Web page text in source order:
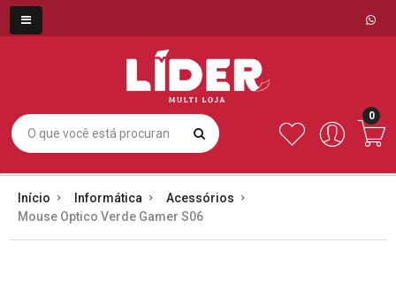
0
Início Informática
Acessórios
Mouse Optico Verde Gamer S06